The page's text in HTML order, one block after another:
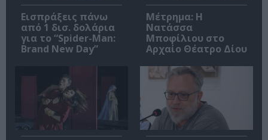
Εισπράξεις πάνω
από 1 δισ. δολάρια
για το “Spider-Man:
Brand New Day”
Μέτρημα: Η
Νατάσσα
Μποφίλιου στο
Αρχαίο Θέατρο Δίου